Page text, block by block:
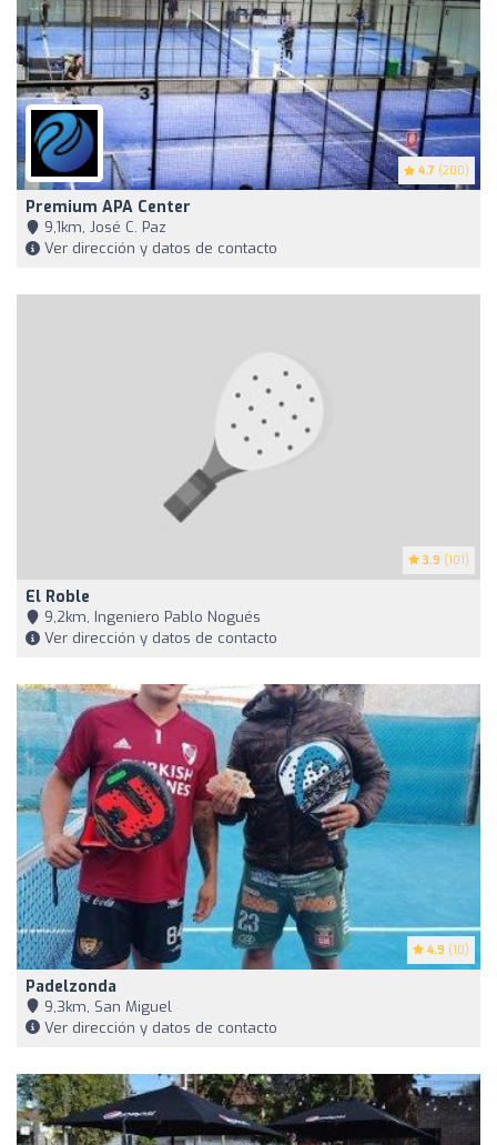
4.7 (200)
Premium APA Center
9,1km, José C. Paz
Ver dirección y datos de contacto
3.9 (101)
El Roble
9,2km, Ingeniero Pablo Nogués
Ver dirección y datos de contacto
4.9 (10)
Padelzonda
9,3km, San Miguel
Ver dirección y datos de contacto